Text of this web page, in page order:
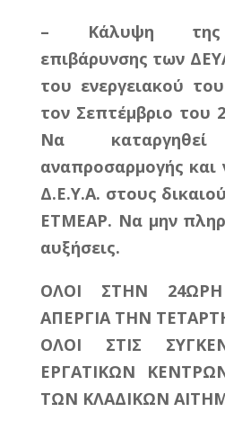
– Κάλυψη της
επιβάρυνσης των
του ενεργειακού
τον Σεπτέμβριο του
Να
αναπροσαρμογής και
Δ.Ε.Υ.Α. στους
ΕΤΜΕΑΡ. Να μην
αυξήσεις.
ΟΛΟΙ ΣΤΗΝ 24ΩΡΗ
ΑΠΕΡΓΙΑ ΤΗΝ
ΟΛΟΙ ΣΤΙΣ
ΕΡΓΑΤΙΚΩΝ
ΤΩΝ ΚΛΑΔΙΚΩΝ